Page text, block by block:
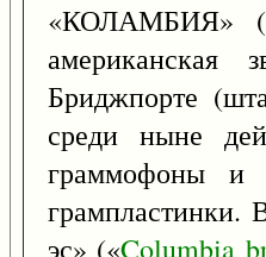
«КОЛАМБИЯ»
американская
Бриджпорте
среди ныне
граммофоны и
грампластинки.
эс» («Columbia